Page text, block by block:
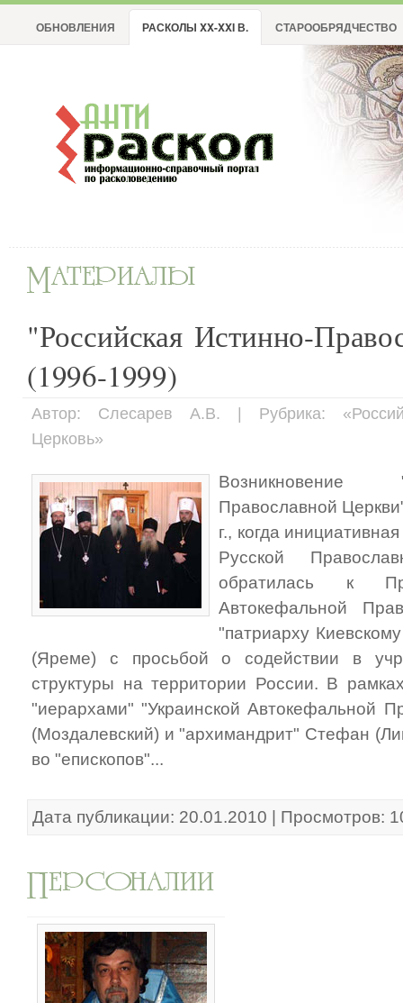
ОБНОВЛЕНИЯ РАСКОЛЫ XX-XXI В. СТАРООБРЯДЧЕСТВО
"Российская Истинно-
(1996-1999)
Автор: Слесарев А.В. | Рубрика:
Церковь»
Возникновение
Православной
г., когда
Русской
обратилась к
Автокефальной
"патриарху
(Яреме) с просьбой о содействии в
структуры на территории России. В
"иерархами" "Украинской Автокефальной
(Моздалевский) и "архимандрит" Стефан
во "епископов"...
Дата публикации: 20.01.2010 | Просмотров: